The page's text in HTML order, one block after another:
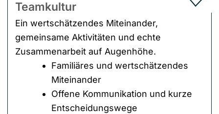
Teamkultur
Ein wertschätzendes Miteinander,
gemeinsame Aktivitäten und echte
Zusammenarbeit auf Augenhöhe.
Familiäres und wertschätzendes
Miteinander
Offene Kommunikation und kurze
Entscheidungswege